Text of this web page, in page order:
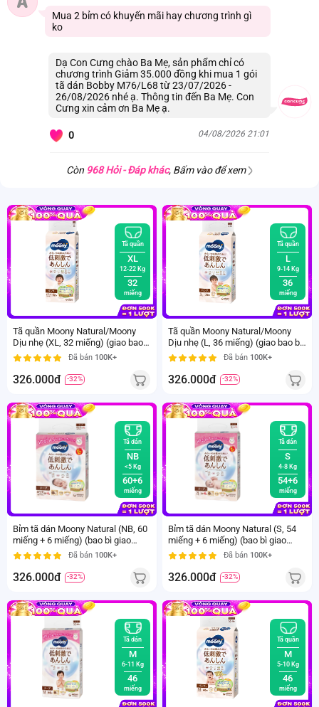
Mua 2 bỉm có khuyến mãi hay chương trình gì
ko
Dạ Con Cưng chào Ba Mẹ, sản phẩm chỉ có
chương trình Giảm 35.000 đồng khi mua 1 gói
tã dán Bobby M76/L68 từ 23/07/2026 -
26/08/2026 nhé ạ. Thông tin đến Ba Mẹ. Con
Cưng xin cảm ơn Ba Mẹ ạ.
0 04/08/2026 21:01
Còn 968 Hỏi - Đáp khác, Bấm vào để xem
Tã quần
XL
12-22 Kg
32
miếng
Tã quần Moony Natural/Moony
Dịu nhẹ (XL, 32 miếng) (giao bao
bì ngẫu nhiên)Đã bán 100K+
326.000đ -32%
Tã quần
L
9-14 Kg
36
miếng
Tã quần Moony Natural/Moony
Dịu nhẹ (L, 36 miếng) (giao bao bì
ngẫu nhiên)
Đã bán 100K+
326.000đ -32%
Tã dán
NB
<5 Kg
60+6
miếng
Bỉm tã dán Moony Natural (NB, 60
miếng + 6 miếng) (bao bì giao
ngẫu nhiên)
Đã bán 100K+
326.000đ -32%
Tã dán
S
4-8 Kg
54+6
miếng
Bỉm tã dán Moony Natural (S, 54
miếng + 6 miếng) (bao bì giao
ngẫu nhiên)
Đã bán 100K+
326.000đ -32%
Tã dán
M
6-11 Kg
46
miếng
Tã quần
M
5-10 Kg
46
miếng